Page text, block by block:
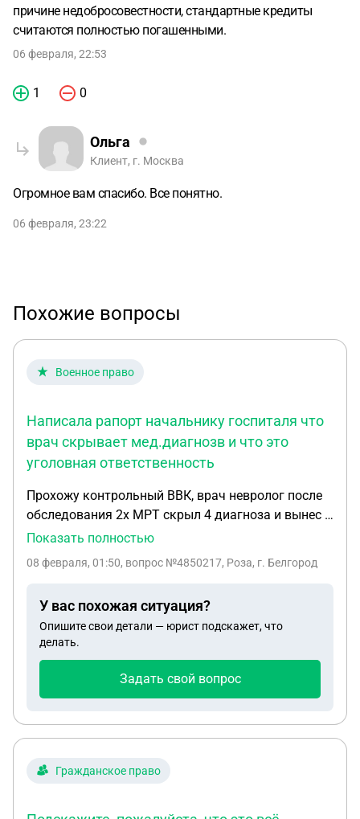
причине недобросовестности, стандартные кредиты
считаются полностью погашенными.
06 февраля, 22:53
1 0
Ольга
Клиент, г. Москва
Огромное вам спасибо. Все понятно.
06 февраля, 23:22
Похожие вопросы
Военное право
Написала рапорт начальнику госпиталя что
врач скрывает мед.диагнозв и что это
уголовная ответственность
Прохожу контрольный ВВК, врач невролог после
обследования 2х МРТ скрыл 4 диагноза и вынес в
заключении только 1один диагноз, И написала
начальнику госпиталя что врач скрывает
ответственность. Тишина. Игнорируют все врачи,
нехотят обследовать. Ждут когда у меня
закончится направление оно действует 1 месяц, и
Показать полностью
08 февраля, 01:50, вопрос №4850217, Роза, г. Белгород
У вас похожая ситуация?
Опишите свои детали — юрист подскажет, что
делать.
Задать свой вопрос
Гражданское право